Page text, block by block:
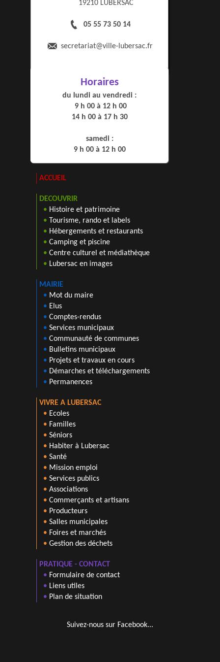
19210 LUBERSAC
05 55 73 50 14
secretariat@ville-lubersac.fr
Horaires
du lundi au vendredi :
9 h 00 à 12 h 00
14 h 00 à 17 h 30
samedi :
9 h 00 à 12 h 00
ACCUEIL
DECOUVRIR
• Histoire et patrimoine
• Tourisme, rando et labels
• Hébergements et restaurants
• Camping et piscine
• Centre culturel et médiathèque
• Lubersac en images
MAIRIE
• Mot du maire
• Elus
• Comptes-rendus
• Services municipaux
• Communauté de communes
• Bulletins municipaux
• Projets et travaux en cours
• Démarches et téléchargements
• Permanences
VIVRE A LUBERSAC
• Ecoles
• Familles
• Séniors
• Habiter à Lubersac
• Santé
• Mission emploi
• Services publics
• Associations
• Commerçants et artisans
• Producteurs
• Salles municipales
• Foires et marchés
• Gestion des déchets
PRATIQUE - CONTACT
• Formulaire de contact
• Liens utiles
• Plan de situation
Suivez-nous sur Facebook...